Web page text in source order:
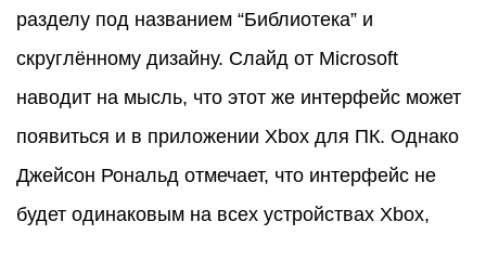
разделу под названием “Библиотека” и
скруглённому дизайну. Слайд от Microsoft
наводит на мысль, что этот же интерфейс может
появиться и в приложении Xbox для ПК. Однако
Джейсон Рональд отмечает, что интерфейс не
будет одинаковым на всех устройствах Xbox,